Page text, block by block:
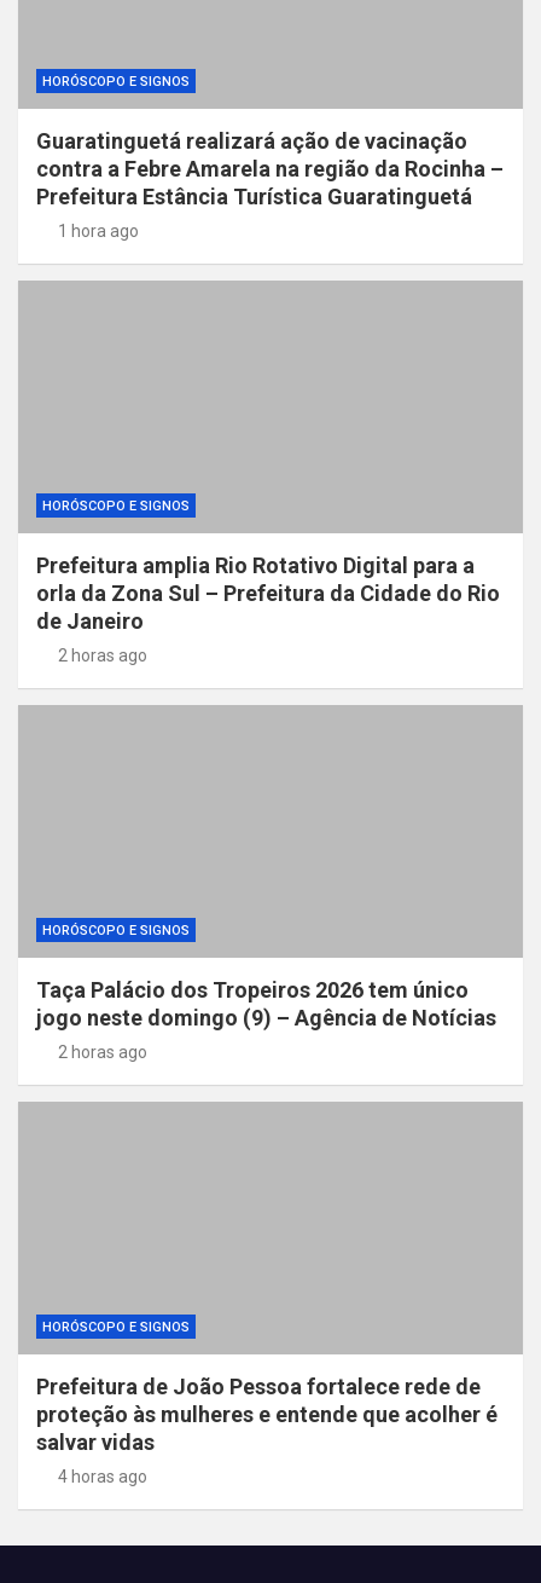
HORÓSCOPO E SIGNOS
Guaratinguetá realizará ação de vacinação
contra a Febre Amarela na região da Rocinha –
Prefeitura Estância Turística Guaratinguetá
1 hora ago
HORÓSCOPO E SIGNOS
Prefeitura amplia Rio Rotativo Digital para a
orla da Zona Sul – Prefeitura da Cidade do Rio
de Janeiro
2 horas ago
HORÓSCOPO E SIGNOS
Taça Palácio dos Tropeiros 2026 tem único
jogo neste domingo (9) – Agência de Notícias
2 horas ago
HORÓSCOPO E SIGNOS
Prefeitura de João Pessoa fortalece rede de
proteção às mulheres e entende que acolher é
salvar vidas
4 horas ago